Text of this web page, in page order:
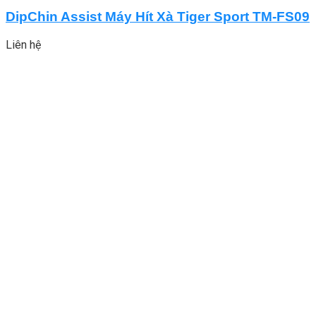
DipChin Assist Máy Hít Xà Tiger Sport TM-FS09
Liên hệ